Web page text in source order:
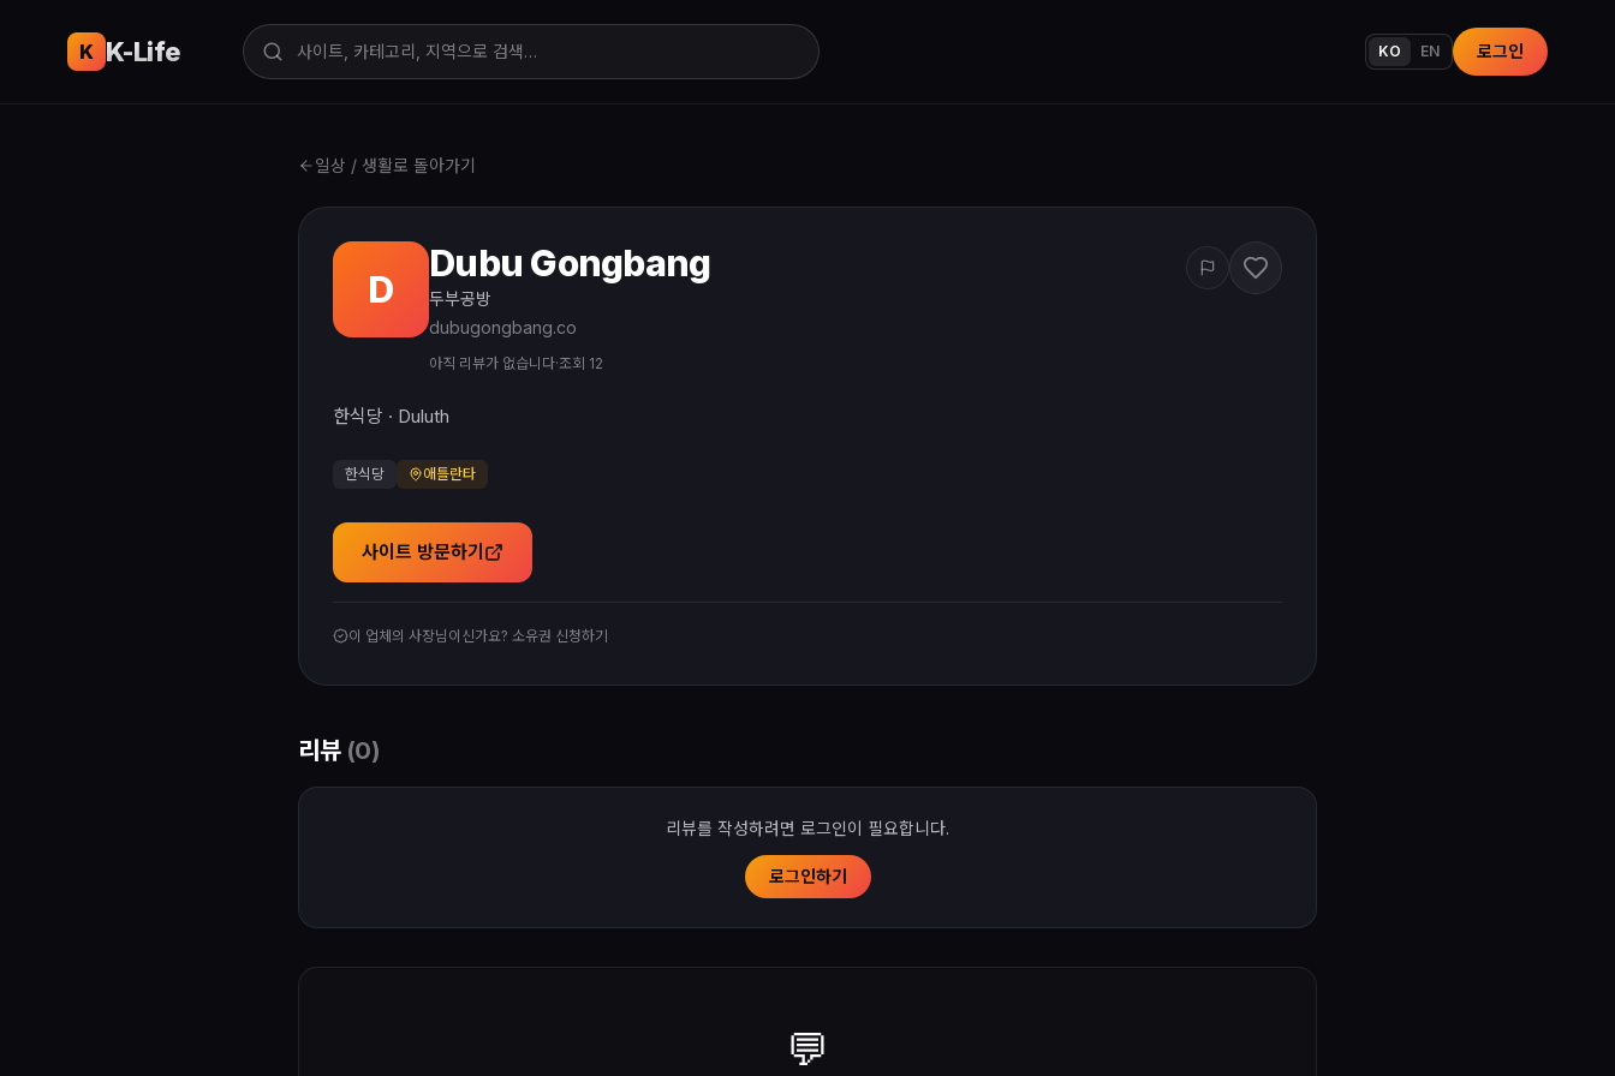
K K-Life KO EN 로그인
일상 / 생활로 돌아가기
D
Dubu Gongbang
두부공방
dubugongbang.co
아직 리뷰가 없습니다·조회 12
한식당 · Duluth
한식당 애틀란타
사이트 방문하기
이 업체의 사장님이신가요? 소유권 신청하기
리뷰 (0)
리뷰를 작성하려면 로그인이 필요합니다.
로그인하기
💬